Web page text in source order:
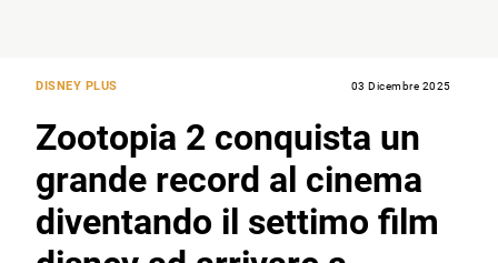
DISNEY PLUS 03 Dicembre 2025
Zootopia 2 conquista un
grande record al cinema
diventando il settimo film